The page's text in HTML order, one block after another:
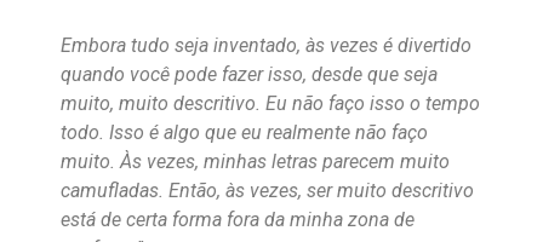
Embora tudo seja inventado, às vezes é divertido
quando você pode fazer isso, desde que seja
muito, muito descritivo. Eu não faço isso o tempo
todo. Isso é algo que eu realmente não faço
muito. Às vezes, minhas letras parecem muito
camufladas. Então, às vezes, ser muito descritivo
está de certa forma fora da minha zona de